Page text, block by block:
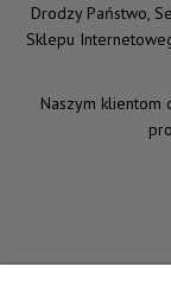
Drodzy Państwo,
Sklepu
Naszym